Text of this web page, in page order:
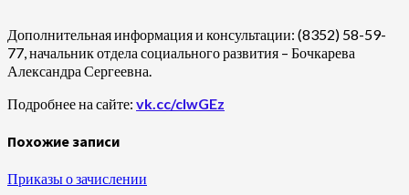
Дополнительная информация и консультации: (8352) 58-59-
77, начальник отдела социального развития – Бочкарева
Александра Сергеевна.
Подробнее на сайте: vk.cc/cIwGEz
Похожие записи
Приказы о зачислении